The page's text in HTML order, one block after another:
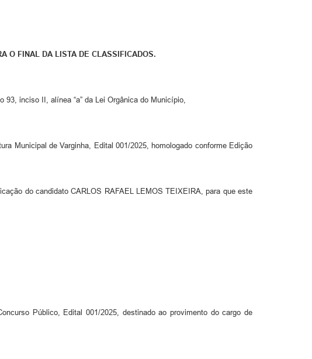
O FINAL DA LISTA DE CLASSIFICADOS.
inciso II, alínea “a” da Lei Orgânica do Município,
Municipal de Varginha, Edital 001/2025, homologado conforme Edição
do candidato CARLOS RAFAEL LEMOS TEIXEIRA, para que este
Público, Edital 001/2025, destinado ao provimento do cargo de